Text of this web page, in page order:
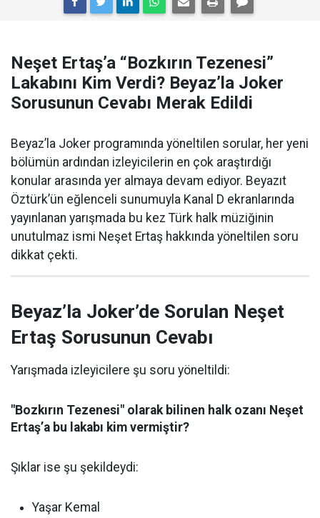
Neşet Ertaş’a “Bozkırın Tezenesi”
Lakabını Kim Verdi? Beyaz’la Joker
Sorusunun Cevabı Merak Edildi
Beyaz’la Joker programında yöneltilen sorular, her yeni
bölümün ardından izleyicilerin en çok araştırdığı
konular arasında yer almaya devam ediyor. Beyazıt
Öztürk’ün eğlenceli sunumuyla Kanal D ekranlarında
yayınlanan yarışmada bu kez Türk halk müziğinin
unutulmaz ismi Neşet Ertaş hakkında yöneltilen soru
dikkat çekti.
Beyaz’la Joker’de Sorulan Neşet
Ertaş Sorusunun Cevabı
Yarışmada izleyicilere şu soru yöneltildi:
"Bozkırın Tezenesi" olarak bilinen halk ozanı Neşet
Ertaş’a bu lakabı kim vermiştir?
Şıklar ise şu şekildeydi:
Yaşar Kemal